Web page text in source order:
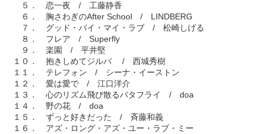
５． 恋一夜 / 工藤静香
６． 胸さわぎのAfter School / LINDBERG
７． グッド・バイ・マイ・ラブ / 松崎しげる
８． フレア / Superfly
９． 楽園 / 平井堅
１０． 抱きしめてジルバ / 西城秀樹
１１． テレフォン / シーナ・イーストン
１２． 愛は愛で / 江口洋介
１３． 心のリズム飛び散るバタフライ / doa
１４． 野の花 / doa
１５． ずっと好きだった / 斉藤和義
１６． アズ・ロング・アズ・ユー・ラブ・ミー